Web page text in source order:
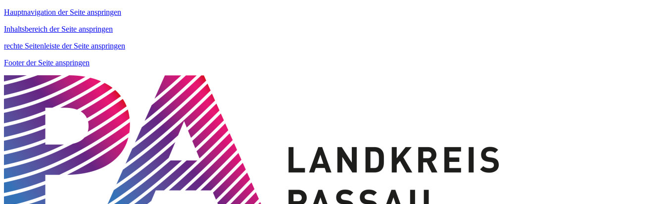
Hauptnavigation der Seite anspringen
Inhaltsbereich der Seite anspringen
rechte Seitenleiste der Seite anspringen
Footer der Seite anspringen